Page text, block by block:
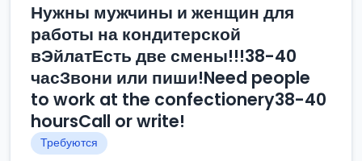
Нужны мужчины и женщин для
работы на кондитерской
вЭйлатЕсть две смены!!!38-40
часЗвони или пиши!Need people
to work at the confectionery38-40
hoursCall or write!
Требуются